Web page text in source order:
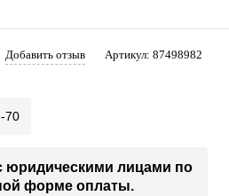
Добавить отзыв Артикул: 87498982
70
юридическими лицами по
форме оплаты.